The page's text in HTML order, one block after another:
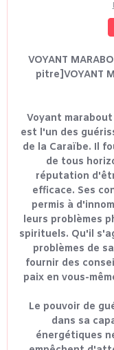
VOYANT
pitre]VOYANT
Voyant
est l'un des
de la Caraïbe. Il
de tous
réputation
efficace. Ses
permis à
leurs problèmes
spirituels. Qu'il
problèmes de
fournir des
paix en vous-
Le pouvoir de
dans sa
énergétiques